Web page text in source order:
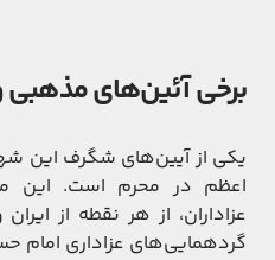
برخی آئین‌های مذهبی
یکی از آیین‌های شگرف این
اعظم در محرم است. این
عزاداران، از هر نقطه از
گردهمایی‌های عزاداری